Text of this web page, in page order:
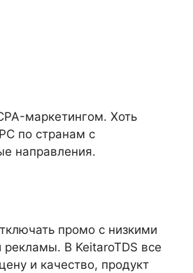
маркетингом. Хоть
по странам с
направления.
промо с низкими
рекламы. В KeitaroTDS все
и качество, продукт